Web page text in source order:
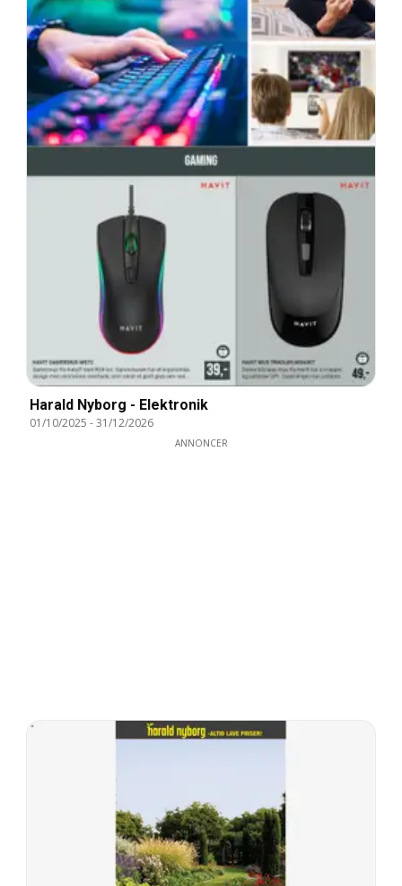
Harald Nyborg - Elektronik
01/10/2025 -31/12/2026
ANNONCER